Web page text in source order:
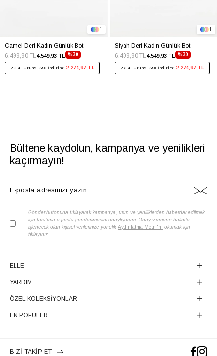
Camel Deri Kadın Günlük Bot
%30
4.549,93 TL
6.499,90 TL
2.3.4. Ürüne %50 İndirim: 2.274,97 TL
1
Siyah Deri Kadın Günlük Bot
%30
4.549,93 TL
6.499,90 TL
2.3.4. Ürüne %50 İndirim: 2.274,97 TL
1
Bültene kaydolun, kampanya ve yenilikleri
kaçırmayın!
Gönder butonuna tıklayarak kampanya, ürün ve yeniliklerden haberdar edilmek
için tarafıma e-posta gönderilmesini onaylıyorum. Onay vermeniz halinde
işlenecek olan kişisel verilerinize yönelik Aydınlatma Metni'ni okumak için
tıklayınız
ELLE
YARDIM
ÖZEL KOLEKSİYONLAR
EN POPÜLER
BİZİ TAKİP ET